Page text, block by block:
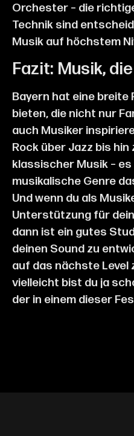
Orchester – die
Technik sind
Musik auf höchstem
Fazit: Musik,
Bayern hat eine breite
bieten, die nicht nur
auch Musiker
Rock über Jazz bis hin
klassischer Musik –
musikalische Genre
Und wenn du als
Unterstützung für
dann ist ein gutes
deinen Sound zu
auf das nächste Level
vielleicht bist du ja
der in einem dieser